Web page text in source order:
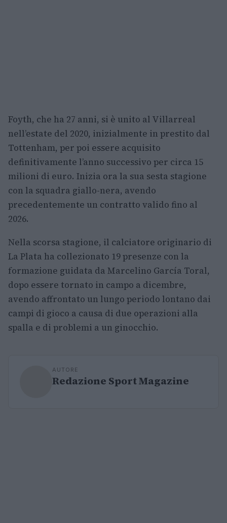
Foyth, che ha 27 anni, si è unito al Villarreal
nell’estate del 2020, inizialmente in prestito dal
Tottenham, per poi essere acquisito
definitivamente l’anno successivo per circa 15
milioni di euro. Inizia ora la sua sesta stagione
con la squadra giallo-nera, avendo
precedentemente un contratto valido fino al
2026.
Nella scorsa stagione, il calciatore originario di
La Plata ha collezionato 19 presenze con la
formazione guidata da Marcelino García Toral,
dopo essere tornato in campo a dicembre,
avendo affrontato un lungo periodo lontano dai
campi di gioco a causa di due operazioni alla
spalla e di problemi a un ginocchio.
AUTORE
Redazione Sport Magazine